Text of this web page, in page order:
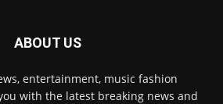
ABOUT US
entertainment, music fashion
with the latest breaking news and